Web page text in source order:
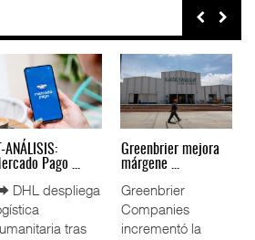
La ATTRAPI licita
red de ...
La Agencia de
Trenes y
Transporte Público
ASPA pide bloquear
eventu ...
La Asociación
Sindical de Pilotos
Aviadores de